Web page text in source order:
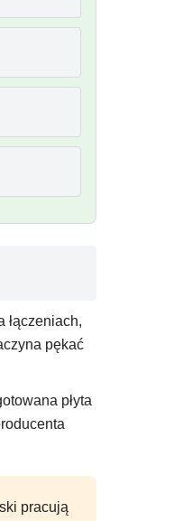
łączeniach,
pękać
płyta
pracują